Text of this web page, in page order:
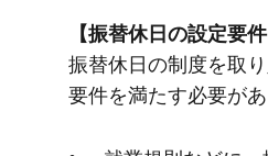
【振替休日の​設定要
振替休日の​制度を​取
要件を​満たす必要が​あ